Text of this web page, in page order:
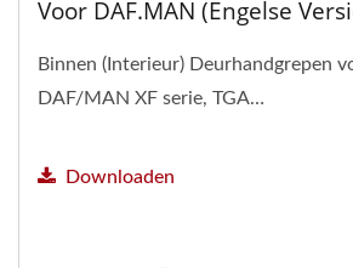
Voor DAF.MAN (Engelse
Binnen (Interieur) Deurhandgrepen
DAF/MAN XF serie, TGA…
Downloaden